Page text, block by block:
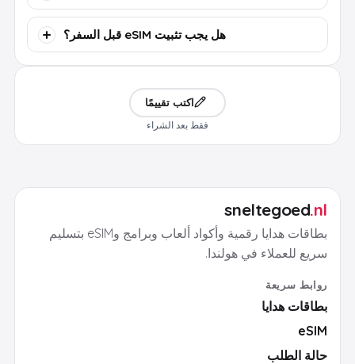
هل يجب تثبيت eSIM قبل السفر؟
اكتب تقييمًا
فقط بعد الشراء
sneltegoed.nl
بطاقات هدايا رقمية وأكواد ألعاب وبرامج وeSIM بتسليم
سريع للعملاء في هولندا.
روابط سريعة
بطاقات هدايا
eSIM
حالة الطلب